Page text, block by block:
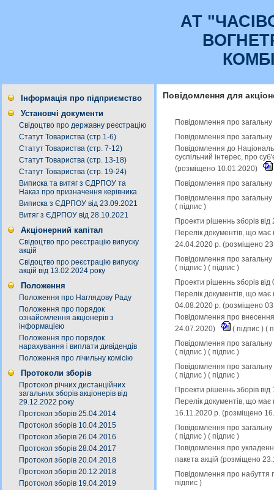
АТ
Інформація про підприємство
Установчі документи
Свідоцтво про державну реєстрацію
Статут Товариства (стр.1-6)
Статут Товариства (стр. 7-12)
Статут Товариства (стр. 13-18)
Статут Товариства (стр. 19-24)
Виписка та витяг з ЄДРПОУ та
Наказ про призначення керівника
Виписка з ЄДРПОУ від 23.09.2021
Витяг з ЄДРПОУ від 28.10.2021
Акціонерний капітал
Свідоцтво про реєстрацію випуску
акцій
Свідоцтво про реєстрацію випуску
акцій від 13.02.2024 року
Положення
Положення про Наглядову Раду
Положення про порядок
ознайомлення акціонерів з
інформацією
Положення про порядок
нарахування і виплати дивідендів
Положення про лічильну комісію
Протоколи зборів
Протокол річних дистанційних
загальних зборів акціонерів від
29.12.2022 року
Протокол зборів 25.04.2014
Протокол зборів 10.04.2015
Протокол зборів 26.04.2016
Протокол зборів 28.04.2017
Протокол зборів 20.04.2018
Протокол зборів 20.12.2018
Протокол зборів 19.04.2019
Повідомлення для
Повідомлення про
Повідомлення про
Повідомлення до
суспільний інтерес, про
(розміщено 10.01.2020)
Повідомлення про загальну
Повідомлення про
( підпис )
Проекти рішеннь зборів
Перелік документів, що має
24.04.2020 р. (розміщено
Повідомлення про
( підпис ) ( підпис )
Проекти рішеннь зборів
Перелік документів, що має
04.08.2020 р. (розміщено
Повідомлення про
24.07.2020)
( підпис ) (
Повідомлення про
( підпис ) ( підпис )
Повідомлення про
( підпис ) ( підпис )
Проекти рішеннь зборів
Перелік документів, що має
16.11.2020 р. (розміщено
Повідомлення про загальну
( підпис ) ( підпис )
Повідомлення про
пакета акцій (розміщено
Повідомлення про набуття
підпис )